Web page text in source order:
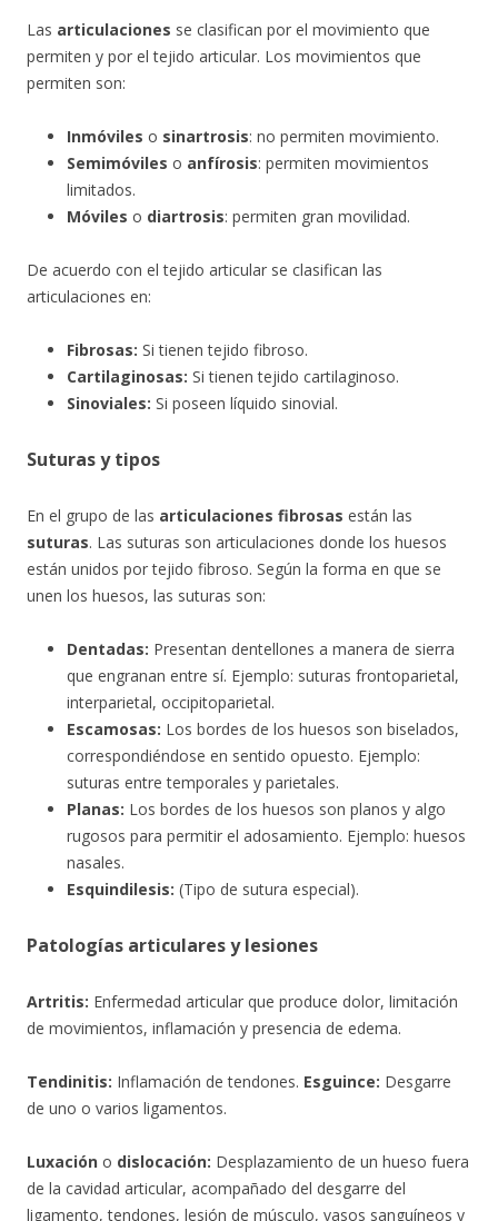
Las articulaciones se clasifican por el movimiento que
permiten y por el tejido articular. Los movimientos que
permiten son:
Inmóviles o sinartrosis: no permiten movimiento.
Semimóviles o anfírosis: permiten movimientos
limitados.
Móviles o diartrosis: permiten gran movilidad.
De acuerdo con el tejido articular se clasifican las
articulaciones en:
Fibrosas: Si tienen tejido fibroso.
Cartilaginosas: Si tienen tejido cartilaginoso.
Sinoviales: Si poseen líquido sinovial.
Suturas y tipos
En el grupo de las articulaciones fibrosas están las
suturas. Las suturas son articulaciones donde los huesos
están unidos por tejido fibroso. Según la forma en que se
unen los huesos, las suturas son:
Dentadas: Presentan dentellones a manera de sierra
que engranan entre sí. Ejemplo: suturas frontoparietal,
interparietal, occipitoparietal.
Escamosas: Los bordes de los huesos son biselados,
correspondiéndose en sentido opuesto. Ejemplo:
suturas entre temporales y parietales.
Planas: Los bordes de los huesos son planos y algo
rugosos para permitir el adosamiento. Ejemplo: huesos
nasales.
Esquindilesis: (Tipo de sutura especial).
Patologías articulares y lesiones
Artritis: Enfermedad articular que produce dolor, limitación
de movimientos, inflamación y presencia de edema.
Tendinitis: Inflamación de tendones. Esguince: Desgarre
de uno o varios ligamentos.
Luxación o dislocación: Desplazamiento de un hueso fuera
de la cavidad articular, acompañado del desgarre del
ligamento, tendones, lesión de músculo, vasos sanguíneos y